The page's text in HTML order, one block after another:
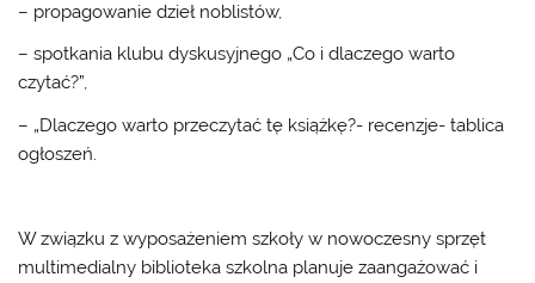
– propagowanie dzieł noblistów,
– spotkania klubu dyskusyjnego „Co i dlaczego warto
czytać?”,
– „Dlaczego warto przeczytać tę książkę?- recenzje- tablica
ogłoszeń.
W związku z wyposażeniem szkoły w nowoczesny sprzęt
multimedialny biblioteka szkolna planuje zaangażować i